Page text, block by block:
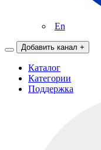
En
Добавить канал +
Каталог
Категории
Поддержка